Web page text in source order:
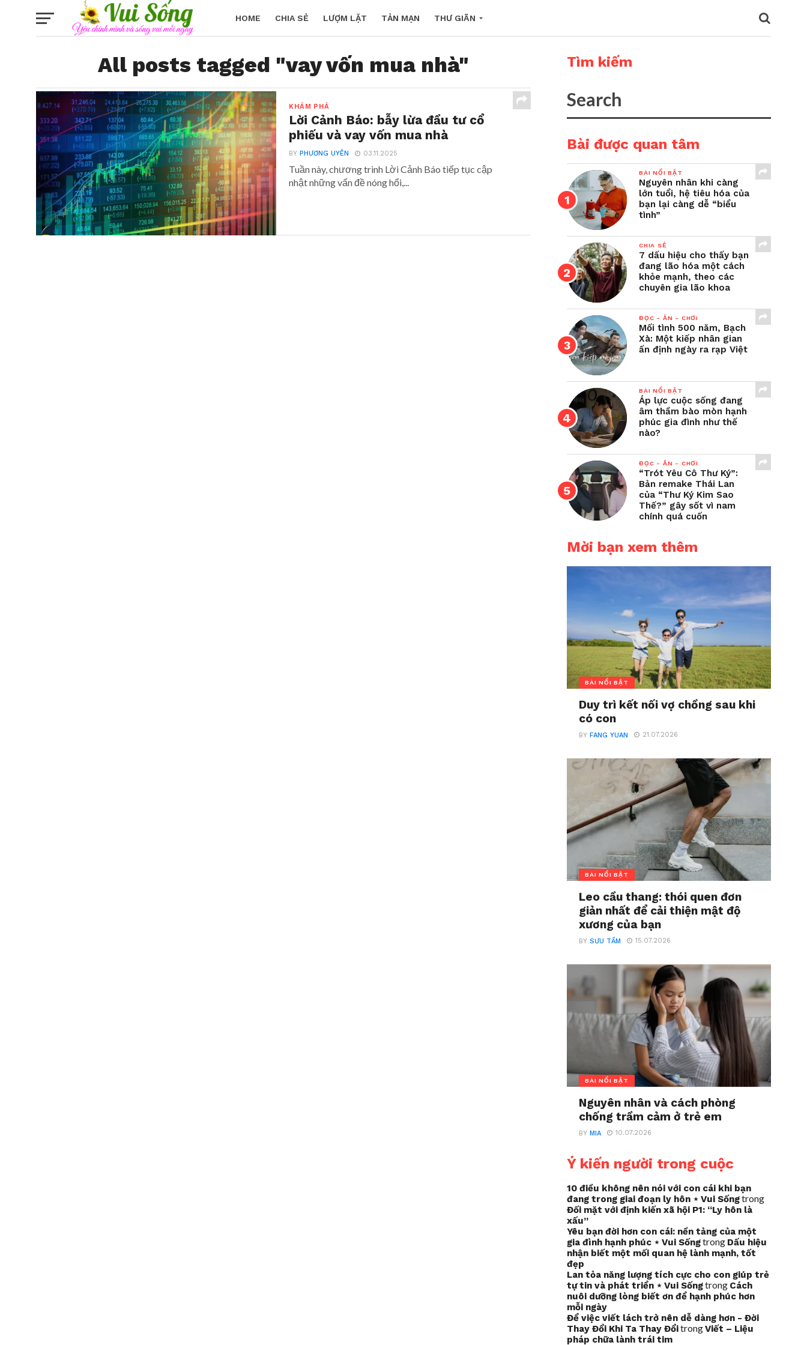
HOME CHIA SẺ LƯỢM LẶT TẢN MẠN THƯ GIÃN
All posts tagged "vay vốn mua nhà"
KHÁM PHÁ
Lời Cảnh Báo: bẫy lừa đầu tư cổ
phiếu và vay vốn mua nhà
BYPHƯƠNG UYÊN 03.11.2025
Tuần này, chương trình Lời Cảnh Báo tiếp tục cập
nhật những vấn đề nóng hổi,...
Tìm kiếm
Bài được quan tâm
BÀI NỔI BẬT
Nguyên nhân khi càng
lớn tuổi, hệ tiêu hóa của
bạn lại càng dễ “biểu
tình”
CHIA SẺ
7 dấu hiệu cho thấy bạn
đang lão hóa một cách
khỏe mạnh, theo các
chuyên gia lão khoa
ĐỌC - ĂN - CHƠI
Mối tình 500 năm, Bạch
Xà: Một kiếp nhân gian
ấn định ngày ra rạp Việt
BÀI NỔI BẬT
Áp lực cuộc sống đang
âm thầm bào mòn hạnh
phúc gia đình như thế
nào?
ĐỌC - ĂN - CHƠI
“Trót Yêu Cô Thư Ký”:
Bản remake Thái Lan
của “Thư Ký Kim Sao
Thế?” gây sốt vì nam
chính quá cuốn
Mời bạn xem thêm
BÀI NỔI BẬT
Duy trì kết nối vợ chồng sau khi
có con
BYFANG YUAN 21.07.2026
BÀI NỔI BẬT
Leo cầu thang: thói quen đơn
giản nhất để cải thiện mật độ
xương của bạn
BYSƯU TẦM 15.07.2026
BÀI NỔI BẬT
Nguyên nhân và cách phòng
chống trầm cảm ở trẻ em
BYMIA 10.07.2026
Ý kiến người trong cuộc
10 điều không nên nói với con cái khi bạn
đang trong giai đoạn ly hôn ⋆ Vui Sốngtrong
Đối mặt với định kiến xã hội P1: “Ly hôn là
xấu”
Yêu bạn đời hơn con cái: nền tảng của một
gia đình hạnh phúc ⋆ Vui Sốngtrong Dấu hiệu
nhận biết một mối quan hệ lành mạnh, tốt
đẹp
Lan tỏa năng lượng tích cực cho con giúp trẻ
tự tin và phát triển ⋆ Vui Sốngtrong Cách
nuôi dưỡng lòng biết ơn để hạnh phúc hơn
mỗi ngày
Để việc viết lách trở nên dễ dàng hơn - Đời
Thay Đổi Khi Ta Thay ĐổitrongViết – Liệu
pháp chữa lành trái tim